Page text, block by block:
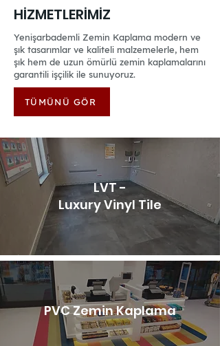
HİZMETLERİMİZ
Yenişarbademli Zemin Kaplama modern ve
şık tasarımlar ve kaliteli malzemelerle, hem
şık hem de uzun ömürlü zemin kaplamalarını
garantili işçilik ile sunuyoruz.
TÜMÜNÜ GÖR
LVT -
Luxury Vinyl Tile
PVC Zemin Kaplama